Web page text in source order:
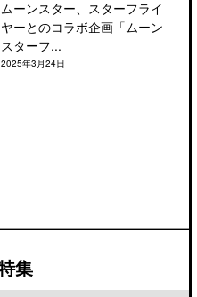
ムーンスター、スターフライ
ヤーとのコラボ企画「ムーン
スターフ...
2025年3月24日
集